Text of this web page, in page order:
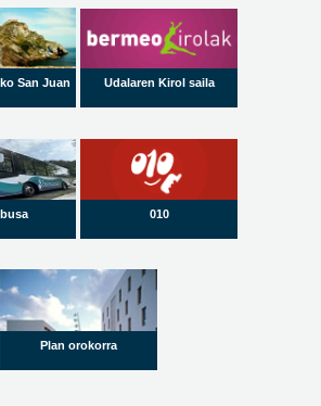
San Juan Udalaren Kirol saila
010
Plan orokorra